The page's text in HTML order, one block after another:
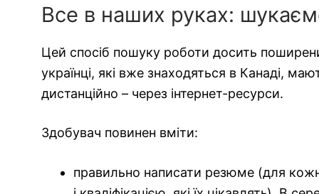
Все в наших руках:
Цей спосіб пошуку роботи досить
українці, які вже знаходяться в Канаді,
дистанційно – через інтернет-ресурси.
Здобувач повинен вміти:
правильно написати резюме (для